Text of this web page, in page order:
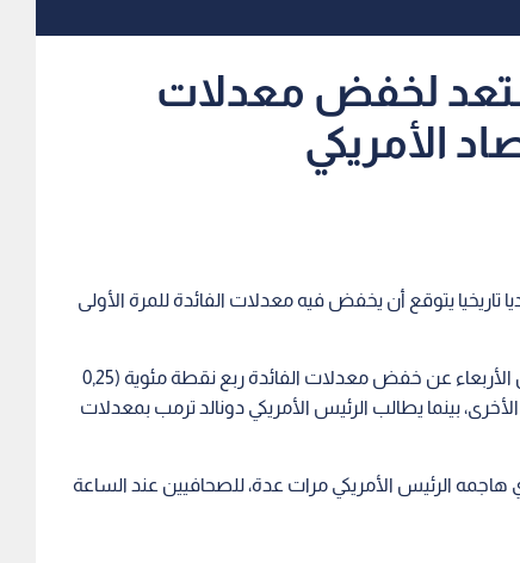
لخفض معدلات
الأمريكي
تاريخيا يتوقع أن يخفض فيه معدلات الفائدة للمرة الأولى
وقال خبراء اقتصاد أن البنك المركزي الأمريكي سيعلن الأربعاء عن خفض معدلات الفائدة ربع نقطة مئوية (0,25
بينما يطالب الرئيس الأمريكي دونالد ترمب بمعدلات
الرئيس الأمريكي مرات عدة، للصحافيين عند الساعة